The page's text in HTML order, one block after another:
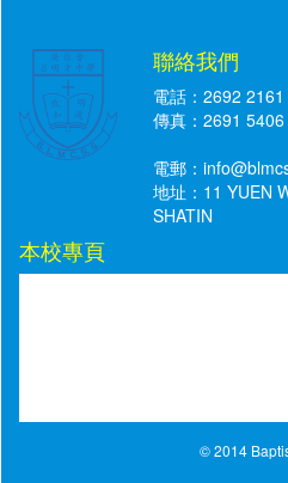
聯絡我們
電話：2692 2161
傳真：2691 5406
電郵：
地址：11 YUEN
SHATIN
本校專頁
© 2014